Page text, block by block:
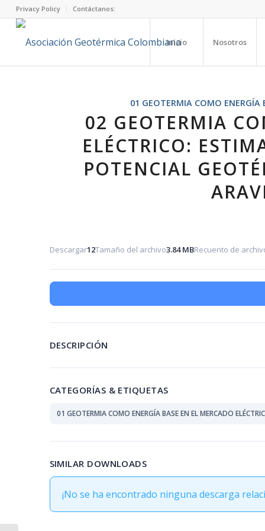
Privacy Policy Contáctanos:
Inicio Nosotros
01 GEOTERMIA COMO ENERGÍA
02 GEOTERMIA
ELÉCTRICO:
POTENCIAL
Descargar12Tamaño del archivo3.84 MBRecuento de
DESCRIPCIÓN
CATEGORÍAS & ETIQUETAS
01 GEOTERMIA COMO ENERGÍA BASE EN EL MERCADO
SIMILAR DOWNLOADS
¡No se ha encontrado ninguna descarga